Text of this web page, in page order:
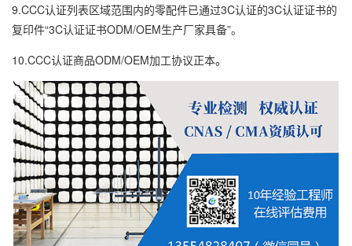
9.CCC认证列表区域范围内的零配件已通过3C认证的3C认证证书的
复印件“3C认证证书ODM/OEM生产厂家具备”。
10.CCC认证商品ODM/OEM加工协议正本。